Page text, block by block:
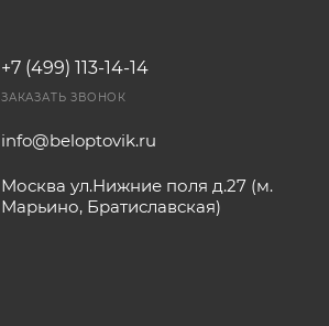
+7 (499) 113-14-14
ЗАКАЗАТЬ ЗВОНОК
info@beloptovik.ru
Москва ул.Нижние поля д.27 (м.
Марьино, Братиславская)